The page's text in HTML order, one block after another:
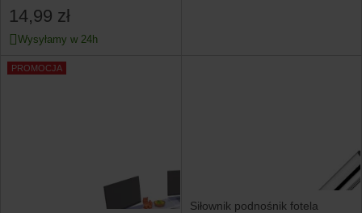
14,99 zł
Wysyłamy w 24h
PROMOCJA
Siłownik podnośnik fotela